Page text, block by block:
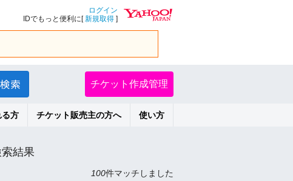
ログイン
IDでもっと便利に[新規取得 ]
チケット作成管理
る方 チケット販売主の方へ 使い方
結果
100件マッチしました